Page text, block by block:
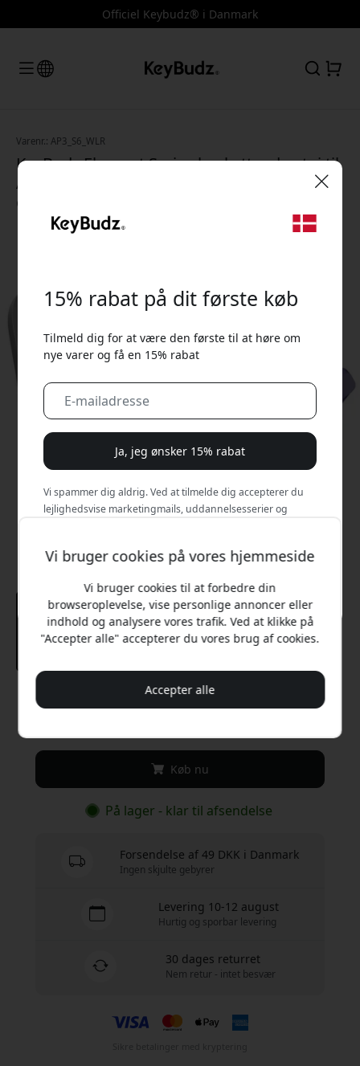
Officiel Keybudz® i Danmark
Varenr.: AP3_S6_WLR
KeyBudz Element Series beskyttende etui til
AirPods 3 med IP68, karabinhage og trådløs
opladning - Vild lavendel
Anbefalet pris
Køb nu
På lager - klar til afsendelse
Forsendelse af 49 DKK i Danmark
Ingen skjulte gebyrer
Levering 10-12 august
Hurtig og sporbar levering
30 dages returret
Nem retur - intet besvær
Vi bruger cookies på vores hjemmeside
Vi bruger cookies til at forbedre din
browseroplevelse, vise personlige annoncer eller
indhold og analysere vores trafik. Ved at klikke på
"Accepter alle" accepterer du vores brug af cookies.
Accepter alle
15% rabat på dit første køb
Tilmeld dig for at være den første til at høre om
nye varer og få en 15% rabat
Ja, jeg ønsker 15% rabat
Vi spammer dig aldrig. Ved at tilmelde dig accepterer du
lejlighedsvise marketingmails, uddannelsesserier og
Nej, jeg vil hellere betale fuld pris.
Brug denne kode ved kassen for at få 15% rabat.